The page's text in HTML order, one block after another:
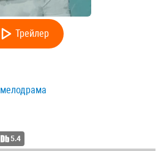
Трейлер
мелодрама
5.4